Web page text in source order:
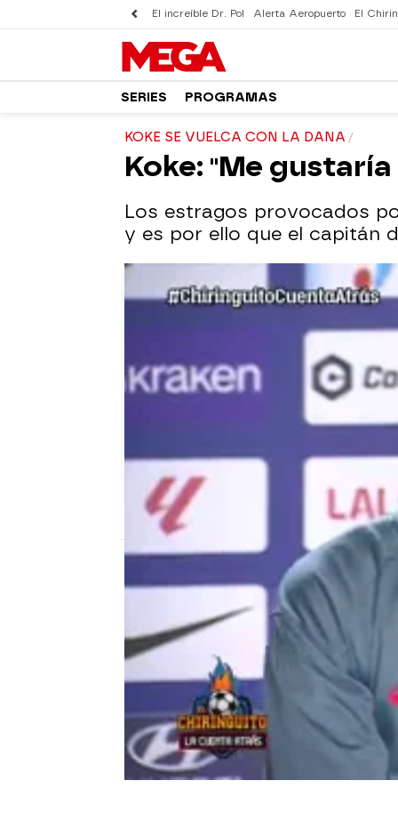
El increíble Dr. Pol Alerta Aeropuerto El
SERIES PROGRAMAS
KOKE SE VUELCA CON LA DANA
Koke: "Me
Los estragos provocados
y es por ello que el capitán
El Chiringuito
04 de noviembre de 2024,
"Me gustaría estar allí
está pasando" son
capitán del Atlético de
todos los afectados por
El Chiringuito de Mega